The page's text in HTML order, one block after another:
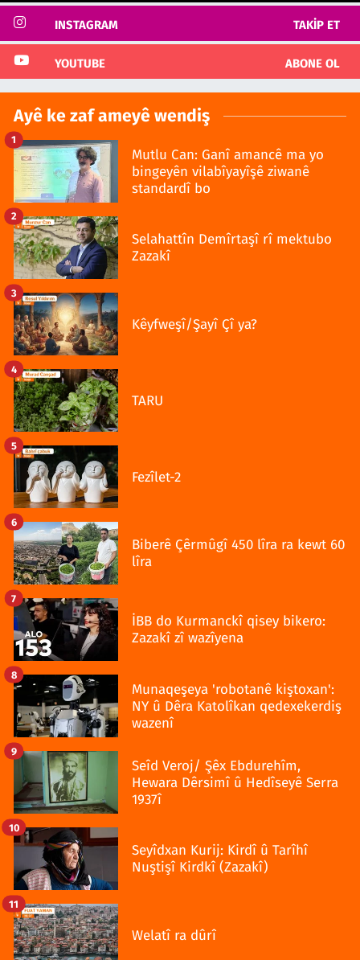
INSTAGRAM TAKIP ET
YOUTUBE ABONE OL
Ayê ke zaf ameyê wendiş
Mutlu Can: Ganî amancê ma yo
bingeyên vilabîyayîşê ziwanê
standardî bo
1
Selahattîn Demîrtaşî rî mektubo
Zazakî
2
Kêyfweşî/Şayî Çî ya?
3
TARU
4
Fezîlet-2
5
Biberê Çêrmûgî 450 lîra ra kewt 60
lîra
6
İBB do Kurmanckî qisey bikero:
Zazakî zî wazîyena
7
Munaqeşeya 'robotanê kiştoxan':
NY û Dêra Katolîkan qedexekerdiş
wazenî
8
Seîd Veroj/ Şêx Ebdurehîm,
Hewara Dêrsimî û Hedîseyê Serra
1937î
9
Seyîdxan Kurij: Kirdî û Tarîhî
Nuştişî Kirdkî (Zazakî)
10
Welatî ra dûrî
11